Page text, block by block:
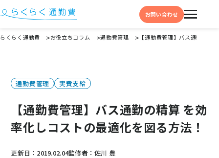
お問い合わせ
選ばれる理由
料金
らくらく通勤費 お役立ちコラム 通勤費管理 【通勤費管理】バス通勤の精
通勤費管理 実費支給
【通勤費管理】バス通勤の精算 を効
率化しコストの最適化を図る方法！
更新日：2019.02.04監修者：佐川 豊